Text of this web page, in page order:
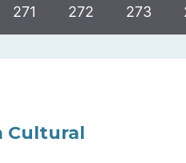
271 272 273
Cultural